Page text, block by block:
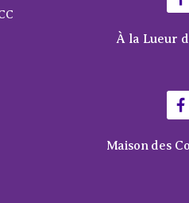
À la Lueur
Maison des